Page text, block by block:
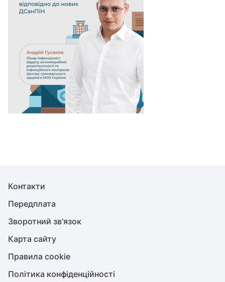
Контакти
Передплата
Зворотний зв'язок
Карта сайту
Правила cookie
Політика конфіденційності